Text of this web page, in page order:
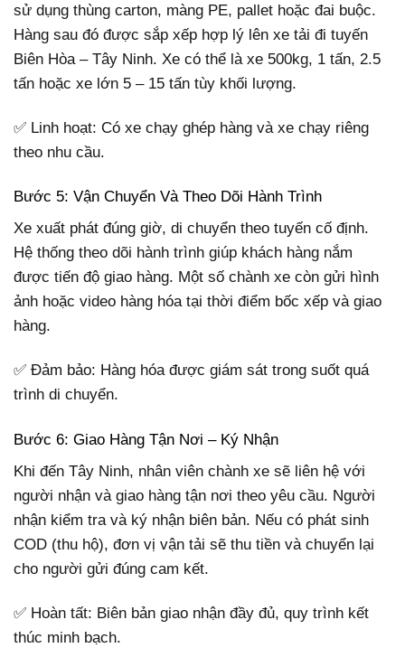
sử dụng thùng carton, màng PE, pallet hoặc đai buộc.
Hàng sau đó được sắp xếp hợp lý lên xe tải đi tuyến
Biên Hòa – Tây Ninh. Xe có thể là xe 500kg, 1 tấn, 2.5
tấn hoặc xe lớn 5 – 15 tấn tùy khối lượng.
✅ Linh hoạt: Có xe chạy ghép hàng và xe chạy riêng
theo nhu cầu.
Bước 5: Vận Chuyển Và Theo Dõi Hành Trình
Xe xuất phát đúng giờ, di chuyển theo tuyến cố định.
Hệ thống theo dõi hành trình giúp khách hàng nắm
được tiến độ giao hàng. Một số chành xe còn gửi hình
ảnh hoặc video hàng hóa tại thời điểm bốc xếp và giao
hàng.
✅ Đảm bảo: Hàng hóa được giám sát trong suốt quá
trình di chuyển.
Bước 6: Giao Hàng Tận Nơi – Ký Nhận
Khi đến Tây Ninh, nhân viên chành xe sẽ liên hệ với
người nhận và giao hàng tận nơi theo yêu cầu. Người
nhận kiểm tra và ký nhận biên bản. Nếu có phát sinh
COD (thu hộ), đơn vị vận tải sẽ thu tiền và chuyển lại
cho người gửi đúng cam kết.
✅ Hoàn tất: Biên bản giao nhận đầy đủ, quy trình kết
thúc minh bạch.